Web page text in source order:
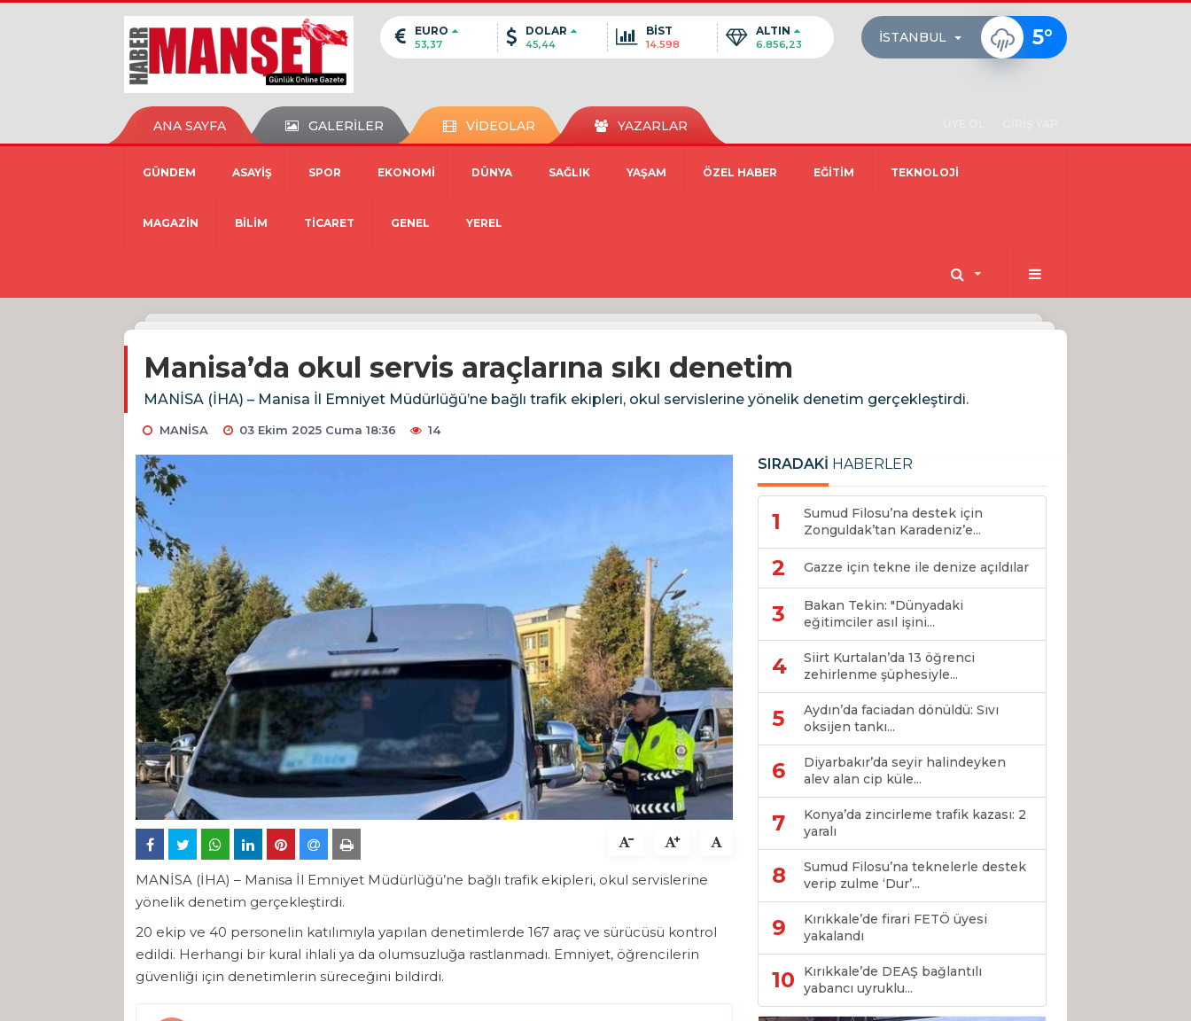
EURO
53,37
DOLAR
45,44
BİST
14.598
ALTIN
6.856,23 İSTANBUL 5°
ANA SAYFA GALERİLER VİDEOLAR YAZARLAR
GÜNDEM ASAYİŞ SPOR EKONOMİ DÜNYA SAĞLIK YAŞAM ÖZEL HABER EĞİTİM TEKNOLOJİ
MAGAZİN BİLİM TİCARET GENEL YEREL
Manisa’da okul servis araçlarına sıkı denetim
MANİSA (İHA) – Manisa İl Emniyet Müdürlüğü’ne bağlı trafik ekipleri, okul servislerine yönelik denetim gerçekleştirdi.
MANİSA 03 Ekim 2025 Cuma 18:36 14
MANİSA (İHA) – Manisa İl Emniyet Müdürlüğü’ne bağlı trafik ekipleri, okul servislerine
yönelik denetim gerçekleştirdi.
20 ekip ve 40 personelin katılımıyla yapılan denetimlerde 167 araç ve sürücüsü kontrol
edildi. Herhangi bir kural ihlali ya da olumsuzluğa rastlanmadı. Emniyet, öğrencilerin
güvenliği için denetimlerin süreceğini bildirdi.
SIRADAKİ HABERLER
1
Sumud Filosu’na destek için
Zonguldak’tan Karadeniz’e...
2 Gazze için tekne ile denize açıldılar
3
Bakan Tekin: "Dünyadaki
eğitimciler asıl işini...
4
Siirt Kurtalan’da 13 öğrenci
zehirlenme şüphesiyle...
5
Aydın’da faciadan dönüldü: Sıvı
oksijen tankı...
6
Diyarbakır’da seyir halindeyken
alev alan cip küle...
7
Konya’da zincirleme trafik kazası: 2
yaralı
8
Sumud Filosu’na teknelerle destek
verip zulme ‘Dur’...
9
Kırıkkale’de firari FETÖ üyesi
yakalandı
10
Kırıkkale’de DEAŞ bağlantılı
yabancı uyruklu...